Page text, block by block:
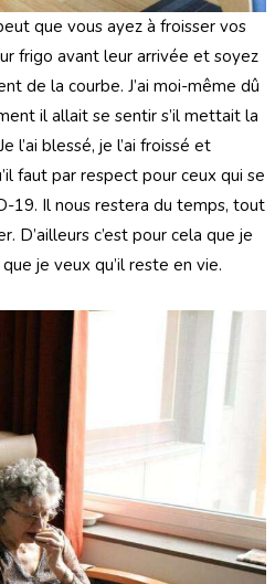
que vous ayez à froisser vos
frigo avant leur arrivée et soyez
de la courbe. J’ai moi-même dû
il allait se sentir s’il mettait la
l’ai blessé, je l’ai froissé et
faut par respect pour ceux qui se
19. Il nous restera du temps, tout
D’ailleurs c’est pour cela que je
je veux qu’il reste en vie.